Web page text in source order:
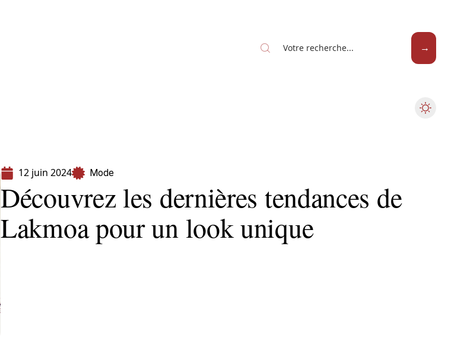
12 juin 2024 Mode
Découvrez les dernières tendances de
Lakmoa pour un look unique